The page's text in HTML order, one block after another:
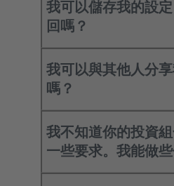
我可以儲存我的設
回嗎？
我可以與其他人分
嗎？
我不知道你的投資
一些要求。我能做